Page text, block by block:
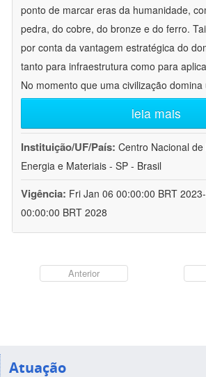
ponto de marcar eras da humanidade,
pedra, do cobre, do bronze e do ferro.
por conta da vantagem estratégica do
tanto para infraestrutura como para
No momento que uma civilização
leia mais
Instituição/UF/País: Centro Nacional
Energia e Materiais - SP - Brasil
Vigência: Fri Jan 06 00:00:00 BRT
00:00:00 BRT 2028
Anterior
Atuação